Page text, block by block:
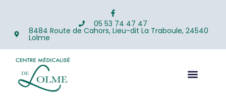
05 53 74 47 47
8484 Route de Cahors, Lieu-dit La Traboule, 24540
Lolme